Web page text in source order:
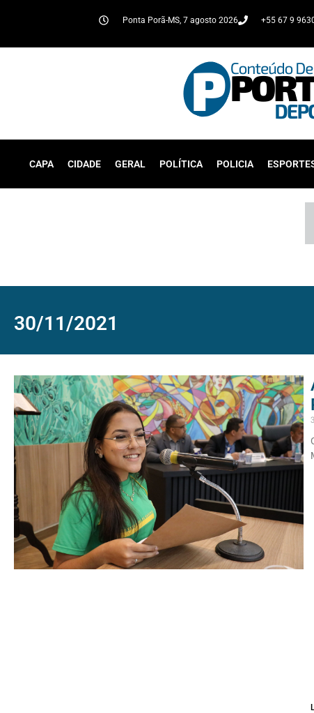
Ponta Porã-MS, 7 agosto 2026 +55 67 9
CAPA CIDADE GERAL POLÍTICA POLICIA
30/11/2021